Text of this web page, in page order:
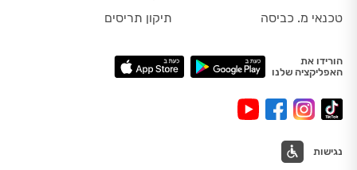
טכנאי מ. כביסה
תיקון תריסים
הורידו את
האפליקציה שלנו
נגישות